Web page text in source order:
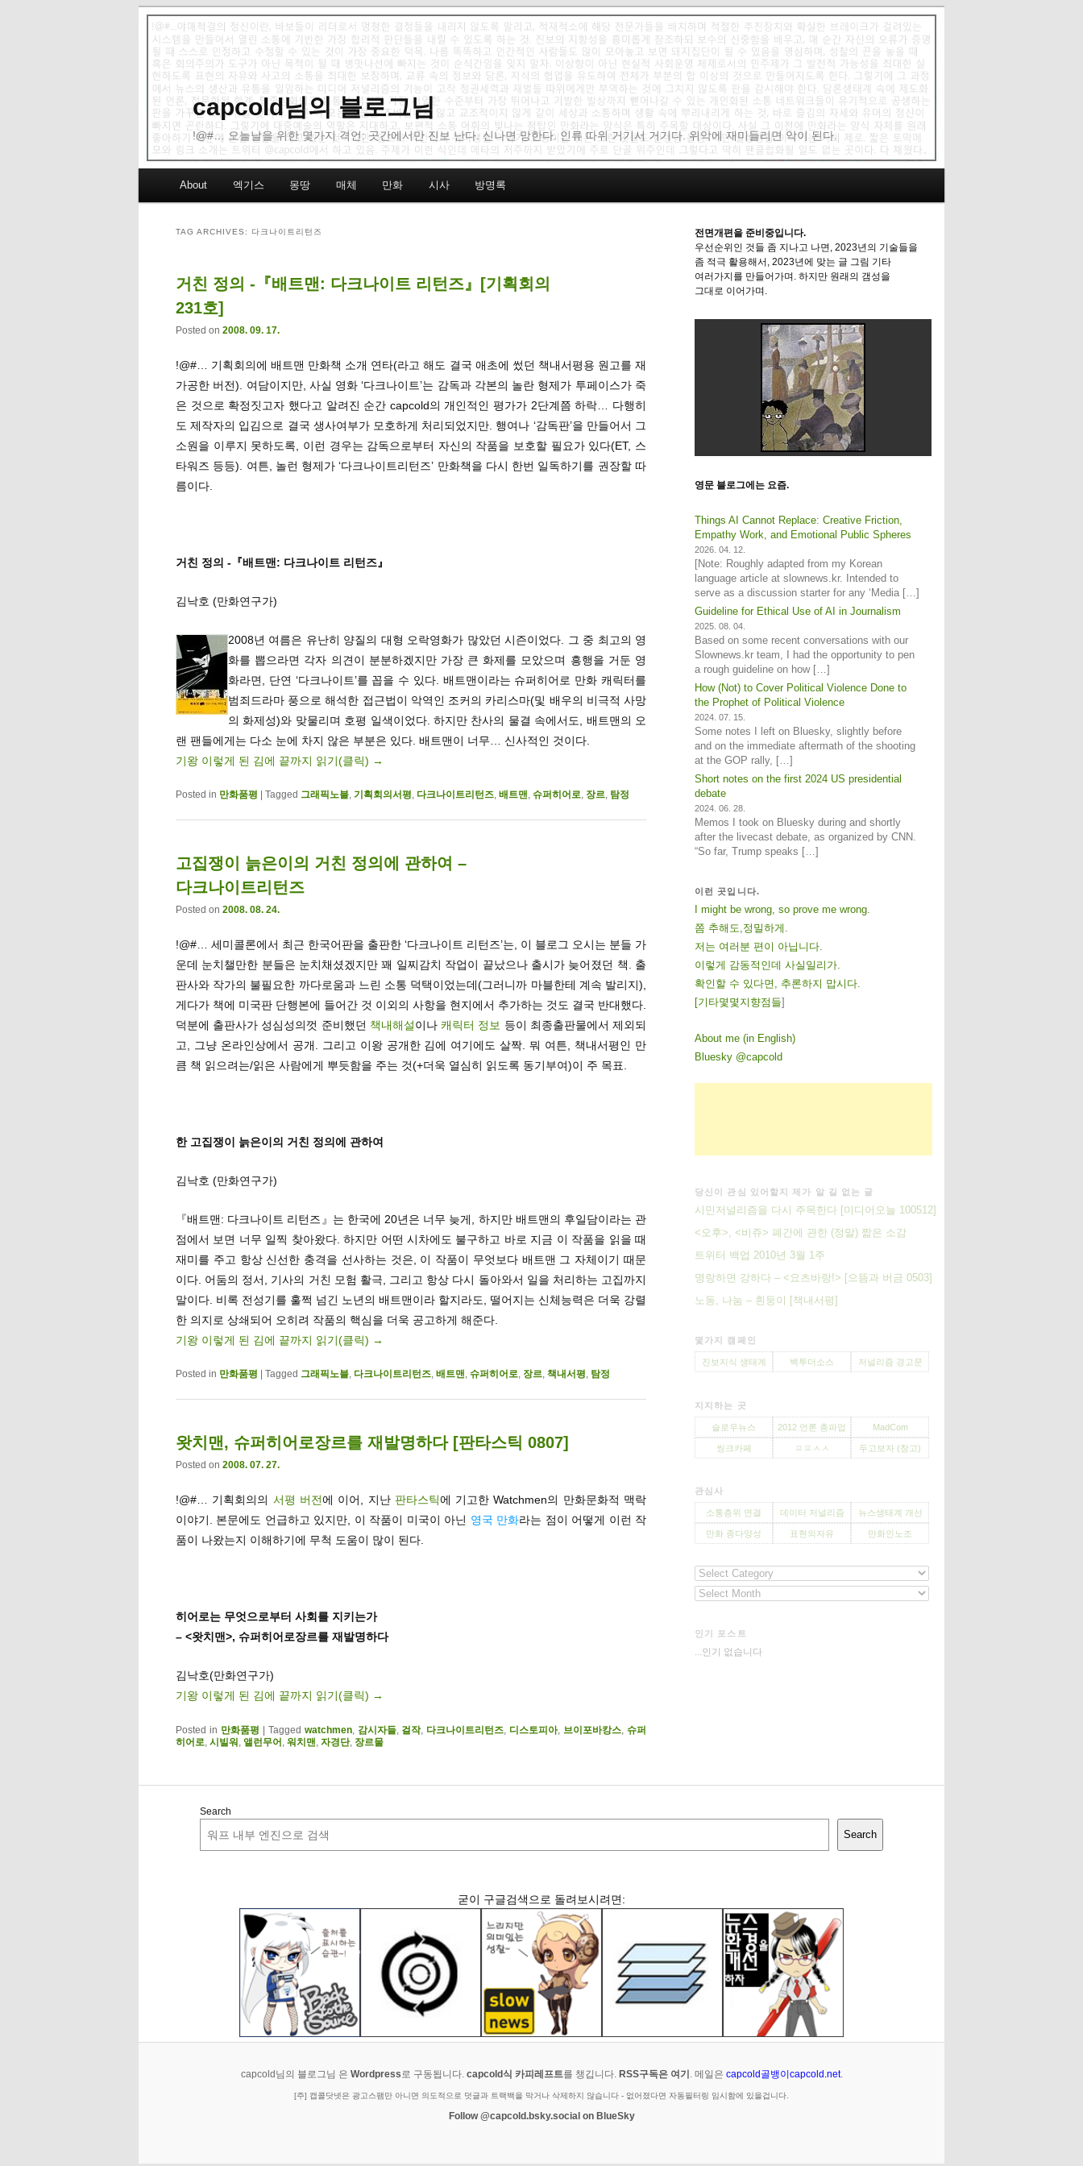
capcold님의 블로그님
!@#… 오늘날을 위한 몇가지 격언: 곳간에서만 진보 난다. 신나면 망한다. 인류 따위 거기서 거기다. 위악에 재미들리면 악이 된다.
Skip to primary content
Skip to secondary content
About 엑기스 몽땅 매체 만화 시사 방명록
TAG ARCHIVES: 다크나이트리턴즈
거친 정의 -『배트맨: 다크나이트 리턴즈』[기획회의
231호]
Posted on 2008. 09. 17.
!@#… 기획회의에 배트맨 만화책 소개 연타(라고 해도 결국 애초에 썼던 책내서평용 원고를 재
가공한 버전). 여담이지만, 사실 영화 ‘다크나이트’는 감독과 각본의 놀란 형제가 투페이스가 죽
은 것으로 확정짓고자 했다고 알려진 순간 capcold의 개인적인 평가가 2단계쯤 하락… 다행히
도 제작자의 입김으로 결국 생사여부가 모호하게 처리되었지만. 행여나 ‘감독판’을 만들어서 그
소원을 이루지 못하도록, 이런 경우는 감독으로부터 자신의 작품을 보호할 필요가 있다(ET, 스
타워즈 등등). 여튼, 놀런 형제가 ‘다크나이트리턴즈’ 만화책을 다시 한번 일독하기를 권장할 따
름이다.
거친 정의 -『배트맨: 다크나이트 리턴즈』
김낙호 (만화연구가)
2008년 여름은 유난히 양질의 대형 오락영화가 많았던 시즌이었다. 그 중 최고의 영
화를 뽑으라면 각자 의견이 분분하겠지만 가장 큰 화제를 모았으며 흥행을 거둔 영
화라면, 단연 ‘다크나이트’를 꼽을 수 있다. 배트맨이라는 슈퍼히어로 만화 캐릭터를
범죄드라마 풍으로 해석한 접근법이 악역인 조커의 카리스마(및 배우의 비극적 사망
의 화제성)와 맞물리며 호평 일색이었다. 하지만 찬사의 물결 속에서도, 배트맨의 오
랜 팬들에게는 다소 눈에 차지 않은 부분은 있다. 배트맨이 너무… 신사적인 것이다.
기왕 이렇게 된 김에 끝까지 읽기(클릭) →
Posted in 만화품평 Tagged 그래픽노블, 기획회의서평, 다크나이트리턴즈, 배트맨, 슈퍼히어로, 장르, 탐정
고집쟁이 늙은이의 거친 정의에 관하여 –
다크나이트리턴즈
Posted on 2008. 08. 24.
!@#… 세미콜론에서 최근 한국어판을 출판한 ‘다크나이트 리턴즈’는, 이 블로그 오시는 분들 가
운데 눈치챌만한 분들은 눈치채셨겠지만 꽤 일찌감치 작업이 끝났으나 출시가 늦어졌던 책. 출
판사와 작가의 불필요한 까다로움과 느린 소통 덕택이었는데(그러니까 마블한테 계속 발리지),
게다가 책에 미국판 단행본에 들어간 것 이외의 사항을 현지에서 추가하는 것도 결국 반대했다.
덕분에 출판사가 성심성의껏 준비했던 책내해설이나캐릭터 정보 등이 최종출판물에서 제외되
고, 그냥 온라인상에서 공개. 그리고 이왕 공개한 김에 여기에도 살짝. 뭐 여튼, 책내서평인 만
큼 책 읽으려는/읽은 사람에게 뿌듯함을 주는 것(+더욱 열심히 읽도록 동기부여)이 주 목표.
한 고집쟁이 늙은이의 거친 정의에 관하여
김낙호 (만화연구가)
『배트맨: 다크나이트 리턴즈』는 한국에 20년은 너무 늦게, 하지만 배트맨의 후일담이라는 관
점에서 보면 너무 일찍 찾아왔다. 하지만 어떤 시차에도 불구하고 바로 지금 이 작품을 읽을 때
재미를 주고 항상 신선한 충격을 선사하는 것은, 이 작품이 무엇보다 배트맨 그 자체이기 때문
이다. 어둠의 정서, 기사의 거친 모험 활극, 그리고 항상 다시 돌아와서 일을 처리하는 고집까지
말이다. 비록 전성기를 훌쩍 넘긴 노년의 배트맨이라 할지라도, 떨어지는 신체능력은 더욱 강렬
한 의지로 상쇄되어 오히려 작품의 핵심을 더욱 공고하게 해준다.
기왕 이렇게 된 김에 끝까지 읽기(클릭) →
Posted in 만화품평 Tagged 그래픽노블, 다크나이트리턴즈, 배트맨, 슈퍼히어로, 장르, 책내서평, 탐정
왓치맨, 슈퍼히어로장르를 재발명하다 [판타스틱 0807]
Posted on 2008. 07. 27.
!@#… 기획회의의 서평 버전에 이어, 지난 판타스틱에 기고한 Watchmen의 만화문화적 맥락
이야기. 본문에도 언급하고 있지만, 이 작품이 미국이 아닌 영국 만화라는 점이 어떻게 이런 작
품이 나왔는지 이해하기에 무척 도움이 많이 된다.
히어로는 무엇으로부터 사회를 지키는가
– <왓치맨>, 슈퍼히어로장르를 재발명하다
김낙호(만화연구가)
기왕 이렇게 된 김에 끝까지 읽기(클릭) →
Posted in 만화품평 | Tagged watchmen, 감시자들, 걸작, 다크나이트리턴즈 디스토피아, 브이포바캉스 슈퍼
히어로 시빌워 앨런무어 워치맨 자경단, 장르물
전면개편을 준비중입니다.
우선순위인 것들 좀 지나고 나면, 2023년의 기술들을
좀 적극 활용해서, 2023년에 맞는 글 그림 기타
여러가지를 만들어가며. 하지만 원래의 갬성을
그대로 이어가며.
영문 블로그에는 요즘.
Things AI Cannot Replace: Creative Friction,
Empathy Work, and Emotional Public Spheres
2026. 04. 12.
[Note: Roughly adapted from my Korean
language article at slownews.kr. Intended to
serve as a discussion starter for any ‘Media […]
Guideline for Ethical Use of AI in Journalism
2025. 08. 04.
Based on some recent conversations with our
Slownews.kr team, I had the opportunity to pen
a rough guideline on how […]
How (Not) to Cover Political Violence Done to
the Prophet of Political Violence
2024. 07. 15.
Some notes I left on Bluesky, slightly before
and on the immediate aftermath of the shooting
at the GOP rally, […]
Short notes on the first 2024 US presidential
debate
2024. 06. 28.
Memos I took on Bluesky during and shortly
after the livecast debate, as organized by CNN.
“So far, Trump speaks […]
이런 곳입니다.
I might be wrong, so prove me wrong.
쫌 추해도,정밀하게.
저는 여러분 편이 아닙니다.
이렇게 감동적인데 사실일리가.
확인할 수 있다면, 추론하지 맙시다.
[기 타몇 몇 지 향점 들]
About me (in English)
Bluesky @capcold
당신이 관심 있어할지 제가 알 길 없는 글
시민저널리즘을 다시 주목한다 [미디어오늘 100512]
<오후>, <비쥬> 폐간에 관한 (정말) 짧은 소감
트위터 백업 2010년 3월 1주
명랑하면 강하다 – <요츠바랑!> [으뜸과 버금 0503]
노동, 나눔 – 흰둥이 [책내서평]
몇가지 캠페인
진보지식 생태계 백투더소스 저널리즘 경고문
지지하는 곳
슬로우뉴스 2012 언론 총파업 MadCom
씽크카페 ㅍㅍㅅㅅ 두고보자 (창고)
관심사
소통층위 연결 데이터 저널리즘 뉴스생태계 개선
만화 종다양성 표현의자유 만화인노조
인기 포스트
...인기 없습니다
Search
Search
굳이 구글검색으로 돌려보시려면:
capcold님의 블로그님 은 Wordpress로 구동됩니다. capcold식 카피레프트를 챙깁니다. RSS구독은 여기 . 메일은 capcold골뱅이capcold.net.
[주] 캡콜닷넷은 광고스팸만 아니면 의도적으로 덧글과 트랙백을 막거나 삭제하지 않습니다 - 없어졌다면 자동필터링 임시함에 있을겁니다.
Follow @capcold.bsky.social on BlueSky